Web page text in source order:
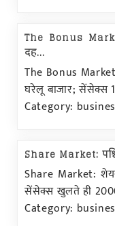
The Bonus
दह...
The Bonus
घरेलू बाजार; सेंसेक्स
Category:
Share Market:
Share Market:
सेंसेक्स खुलते ही
Category: